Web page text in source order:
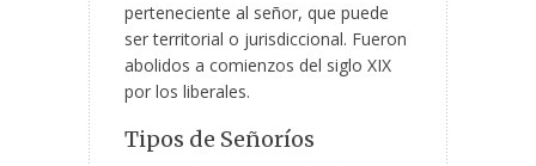
perteneciente al señor, que puede
ser territorial o jurisdiccional. Fueron
abolidos a comienzos del siglo XIX
por los liberales.
Tipos de Señoríos